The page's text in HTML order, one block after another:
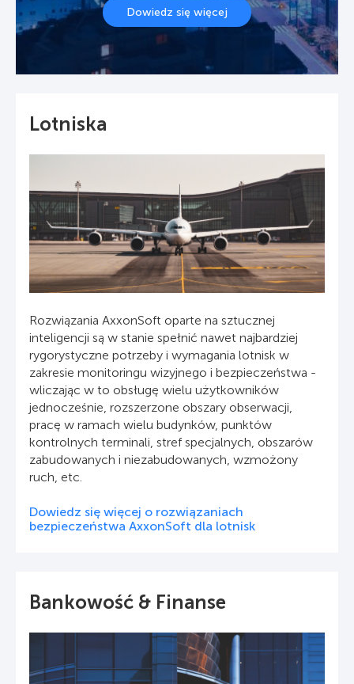
Dowiedz się więcej
Lotniska
Rozwiązania AxxonSoft oparte na sztucznej
inteligencji są w stanie spełnić nawet najbardziej
rygorystyczne potrzeby i wymagania lotnisk w
zakresie monitoringu wizyjnego i bezpieczeństwa -
wliczając w to obsługę wielu użytkowników
jednocześnie, rozszerzone obszary obserwacji,
pracę w ramach wielu budynków, punktów
kontrolnych terminali, stref specjalnych, obszarów
zabudowanych i niezabudowanych, wzmożony
ruch, etc.
Dowiedz się więcej o rozwiązaniach
bezpieczeństwa AxxonSoft dla lotnisk
Bankowość & Finanse